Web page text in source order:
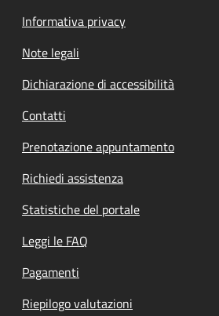
Informativa privacy
Note legali
Dichiarazione di accessibilità
Contatti
Prenotazione appuntamento
Richiedi assistenza
Statistiche del portale
Leggi le FAQ
Pagamenti
Riepilogo valutazioni